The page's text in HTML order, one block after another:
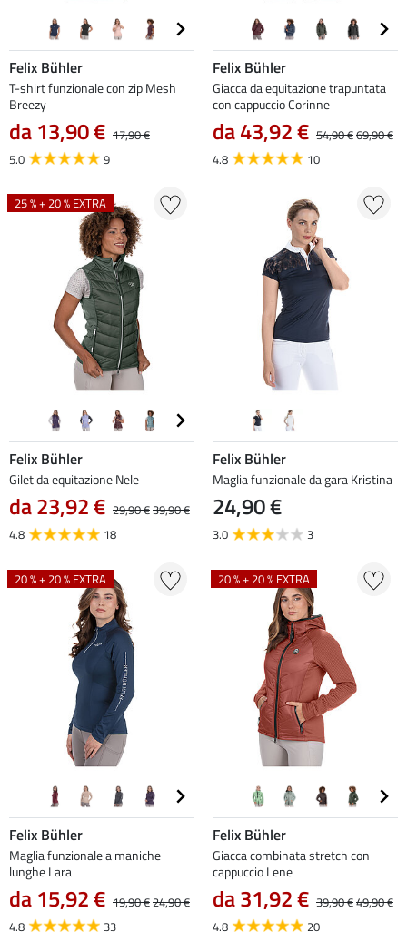
Felix Bühler
T-shirt funzionale con zip Mesh
Breezy
da 13,90 € 17,90 €
5.0
9
Felix Bühler
Giacca da equitazione trapuntata
con cappuccio Corinne
da 43,92 € 54,90 €69,90 €
4.8
10
25 % + 20 % EXTRA
Felix Bühler
Gilet da equitazione Nele
da 23,92 € 29,90 €39,90 €
4.8
18
Felix Bühler
Maglia funzionale da gara Kristina
24,90 €
3.0 3
20 % + 20 % EXTRA
Felix Bühler
Maglia funzionale a maniche
lunghe Lara
da 15,92 € 19,90 €24,90 €
4.8
33
20 % + 20 % EXTRA
Felix Bühler
Giacca combinata stretch con
cappuccio Lene
da 31,92 € 39,90 €49,90 €
4.8
20